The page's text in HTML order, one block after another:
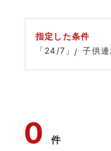
指定した条件
「24/7」
子供
0件